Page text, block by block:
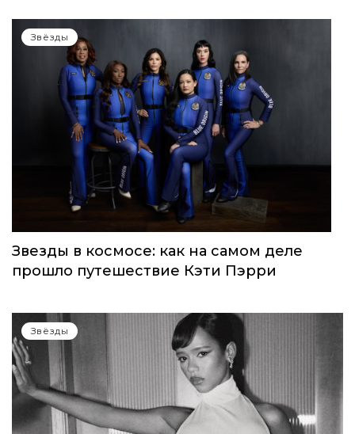
Звёзды
Звезды в космосе: как на самом деле
прошло путешествие Кэти Пэрри
Звёзды